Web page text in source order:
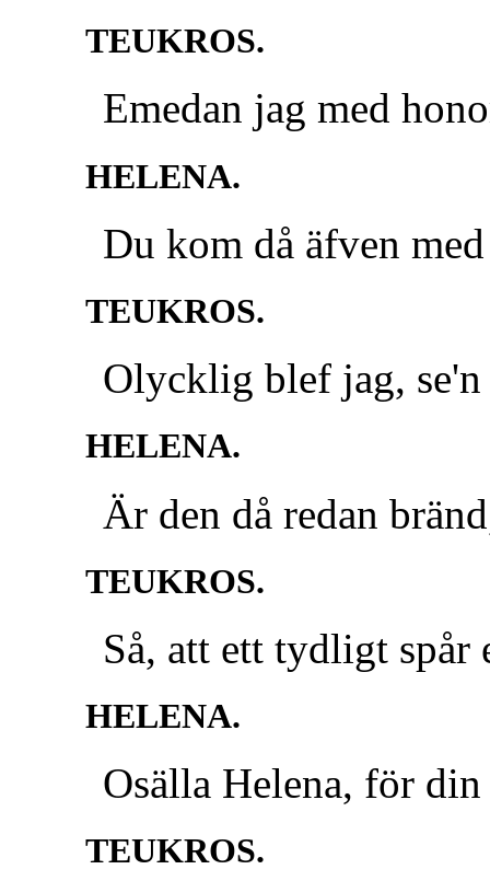
TEUKROS.
Emedan jag med
HELENA.
Du kom då äfven
TEUKROS.
Olycklig blef jag,
HELENA.
Är den då redan
TEUKROS.
Så, att ett tydligt spår
HELENA.
Osälla Helena, för
TEUKROS.